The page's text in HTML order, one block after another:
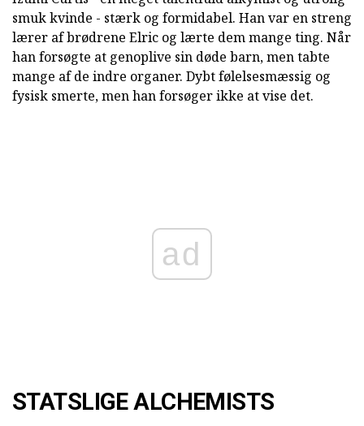
smuk kvinde - stærk og formidabel. Han var en streng
lærer af brødrene Elric og lærte dem mange ting. Når
han forsøgte at genoplive sin døde barn, men tabte
mange af de indre organer. Dybt følelsesmæssig og
fysisk smerte, men han forsøger ikke at vise det.
ad
STATSLIGE ALCHEMISTS